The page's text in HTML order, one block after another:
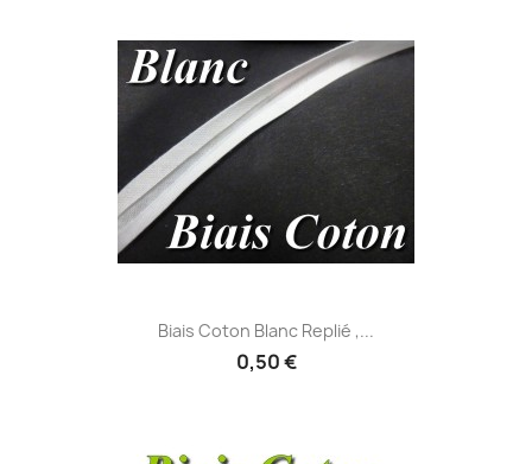
Biais Coton Blanc Replié ,...
0,50 €